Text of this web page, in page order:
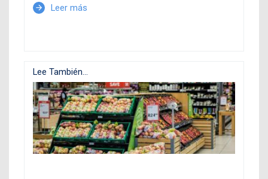
arrow_forward Leer más
Lee También...